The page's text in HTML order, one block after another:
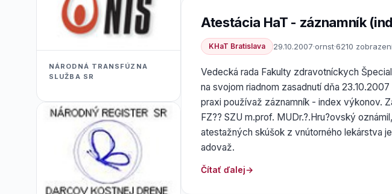
Atestácia HaT - záznamník
KHaT Bratislava 29.10.2007·ornst·6210
Vedecká rada Fakulty zdravotníckych
na svojom riadnom zasadnutí dňa
praxi používaž záznamník - index výkonov.
FZ?? SZU m.prof. MUDr.?.Hru?ovský
atestažných skúšok z vnútorného lekárstva
adovaž.
Čítať ďalej
NÁRODNÁ TRANSFÚZNA
SLUŽBA SR